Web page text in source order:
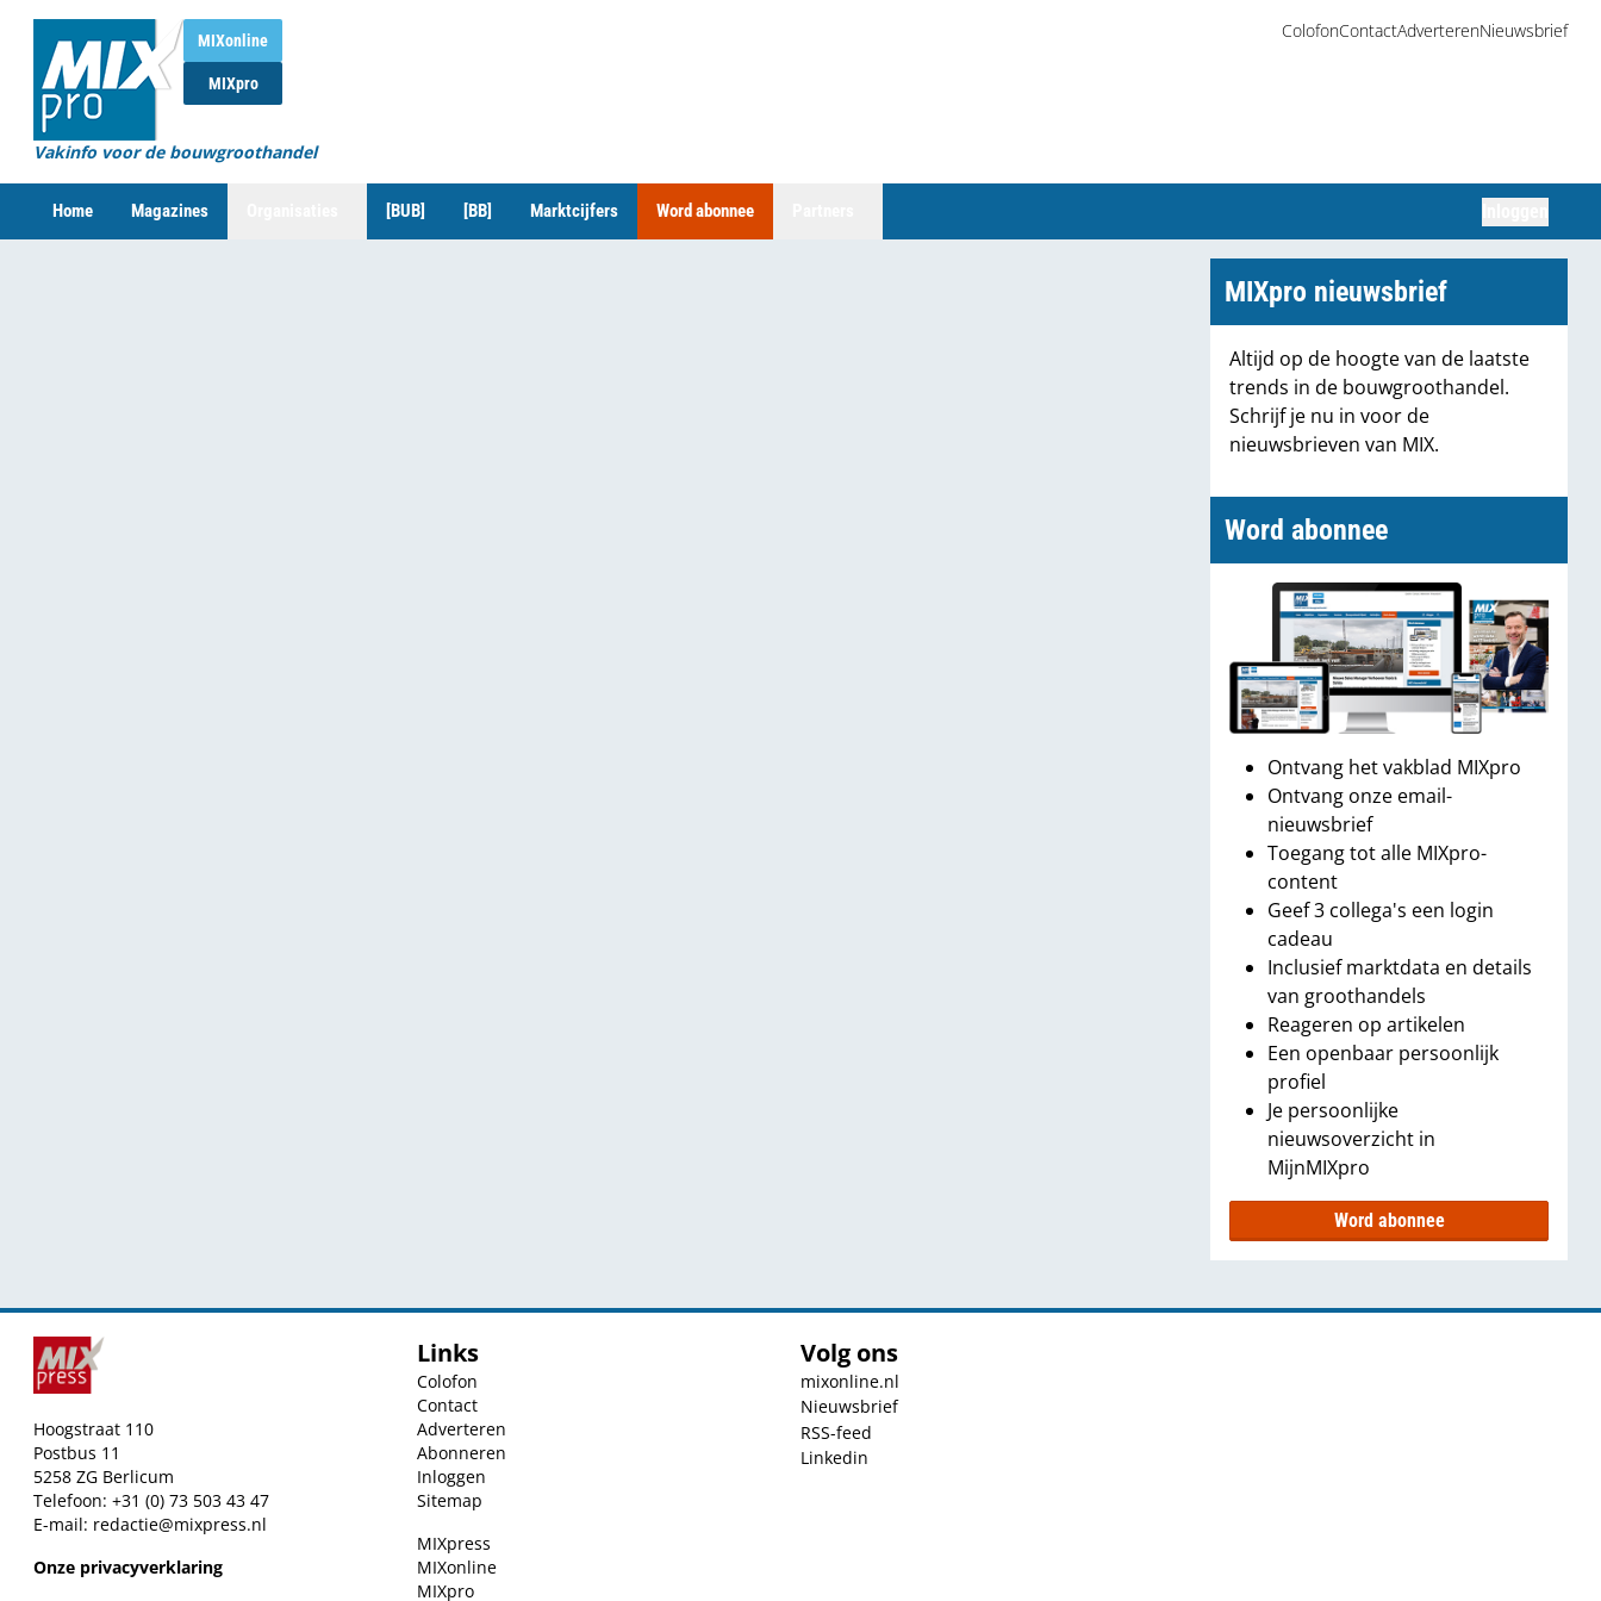
MIXonline
MIXpro
Vakinfo voor de bouwgroothandel
ColofonContactAdverterenNieuwsbrief
Home Magazines [BUB] [BB] Marktcijfers Word abonnee
MIXpro nieuwsbrief
Altijd op de hoogte van de laatste
trends in de bouwgroothandel.
Schrijf je nu in voor de
nieuwsbrieven van MIX.
Word abonnee
Ontvang het vakblad MIXpro
Ontvang onze email-
nieuwsbrief
Toegang tot alle MIXpro-
content
Geef 3 collega's een login
cadeau
Inclusief marktdata en details
van groothandels
Reageren op artikelen
Een openbaar persoonlijk
profiel
Je persoonlijke
nieuwsoverzicht in
MijnMIXpro
Word abonnee
Hoogstraat 110
Postbus 11
5258 ZG Berlicum
Telefoon: +31 (0) 73 503 43 47
E-mail: redactie@mixpress.nl
Onze privacyverklaring
Links
Colofon
Contact
Adverteren
Abonneren
Inloggen
Sitemap
MIXpress
MIXonline
MIXpro
Volg ons
mixonline.nl
Nieuwsbrief
RSS-feed
Linkedin